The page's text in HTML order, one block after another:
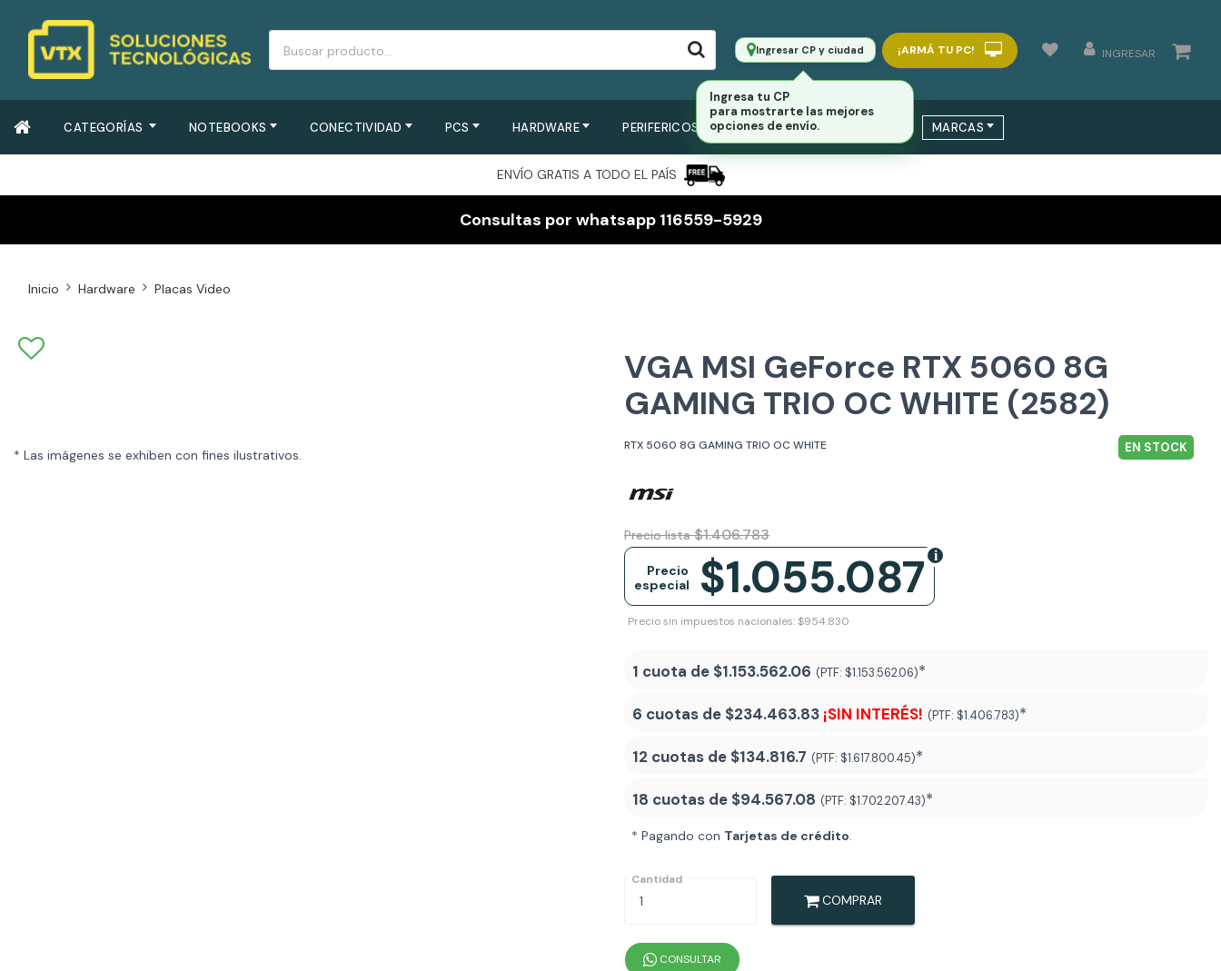
Ingresar CP y ciudad ¡ARMÁ TU PC! INGRESAR
CATEGORÍAS NOTEBOOKS CONECTIVIDAD PCS HARDWARE PERIFERICOS SERVIDORES / SWITCHS MARCAS
ENVÍO GRATIS A TODO EL PAÍS
Consultas por whatsapp 116559-5929
Inicio Hardware Placas Video
* Las imágenes se exhiben con fines ilustrativos.
VGA MSI GeForce RTX 5060 8G
GAMING TRIO OC WHITE (2582)
RTX 5060 8G GAMING TRIO OC WHITE EN STOCK
Precio lista $1.406.783
$1.055.087
Precio
especial
Precio sin impuestos nacionales: $954.830
1 cuota de $1.153.562.06 (PTF: $1.153.562.06)*
6 cuotas de $234.463.83 ¡SIN INTERÉS! (PTF: $1.406.783)*
12 cuotas de $134.816.7 (PTF: $1.617.800.45)*
18 cuotas de $94.567.08 (PTF: $1.702.207.43)*
* Pagando con Tarjetas de crédito.
Cantidad
COMPRAR
CONSULTAR
Ingresa tu CP
para mostrarte las mejores
opciones de envío.